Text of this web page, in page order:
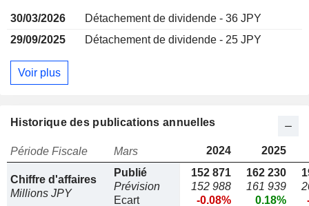
30/03/2026
Détachement de dividende - 36 JPY
29/09/2025
Détachement de dividende - 25 JPY
Voir plus
Historique des publications annuelles
Période Fiscale Mars 2024 2025
Chiffre d'affaires
Millions JPY
Publié
Prévision
Ecart
152 871
152 988
-0.08%
162 230
161 939
0.18%